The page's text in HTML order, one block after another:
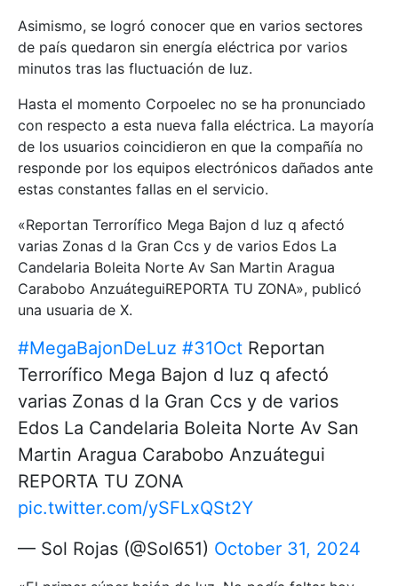
Asimismo, se logró conocer que en varios sectores
de país quedaron sin energía eléctrica por varios
minutos tras las fluctuación de luz.
Hasta el momento Corpoelec no se ha pronunciado
con respecto a esta nueva falla eléctrica. La mayoría
de los usuarios coincidieron en que la compañía no
responde por los equipos electrónicos dañados ante
estas constantes fallas en el servicio.
«Reportan Terrorífico Mega Bajon d luz q afectó
varias Zonas d la Gran Ccs y de varios Edos La
Candelaria Boleita Norte Av San Martin Aragua
Carabobo AnzuáteguiREPORTA TU ZONA», publicó
una usuaria de X.
#MegaBajonDeLuz #31Oct Reportan
Terrorífico Mega Bajon d luz q afectó
varias Zonas d la Gran Ccs y de varios
Edos La Candelaria Boleita Norte Av San
Martin Aragua Carabobo Anzuátegui
REPORTA TU ZONA
pic.twitter.com/ySFLxQSt2Y
— Sol Rojas (@Sol651) October 31, 2024